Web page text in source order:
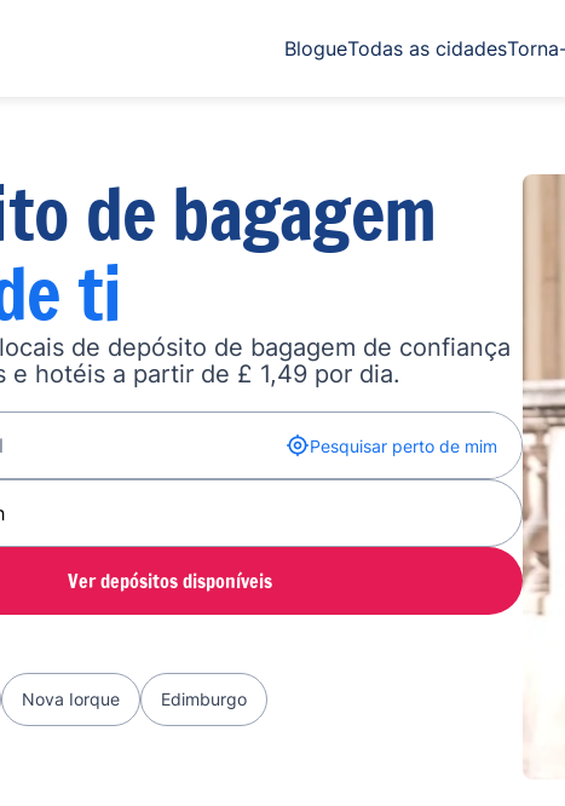
BlogueTodas as cidades
de bagagem
ti
de depósito de bagagem de confiança
e hotéis a partir de £ 1,49 por dia.
Pesquisar perto de mim
Ver depósitos disponíveis
Nova Iorque Edimburgo